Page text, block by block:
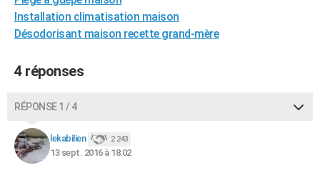
COPAINS D'AVANT
Bricolage
Lifestyle
Culture
Sport
Auto
Television
Voyage
Cinema
Installation climatisation maison
Désodorisant maison recette grand-mère
4 réponses
RÉPONSE 1 / 4
lekabilien 2 243
13 sept. 2016 à 18:02